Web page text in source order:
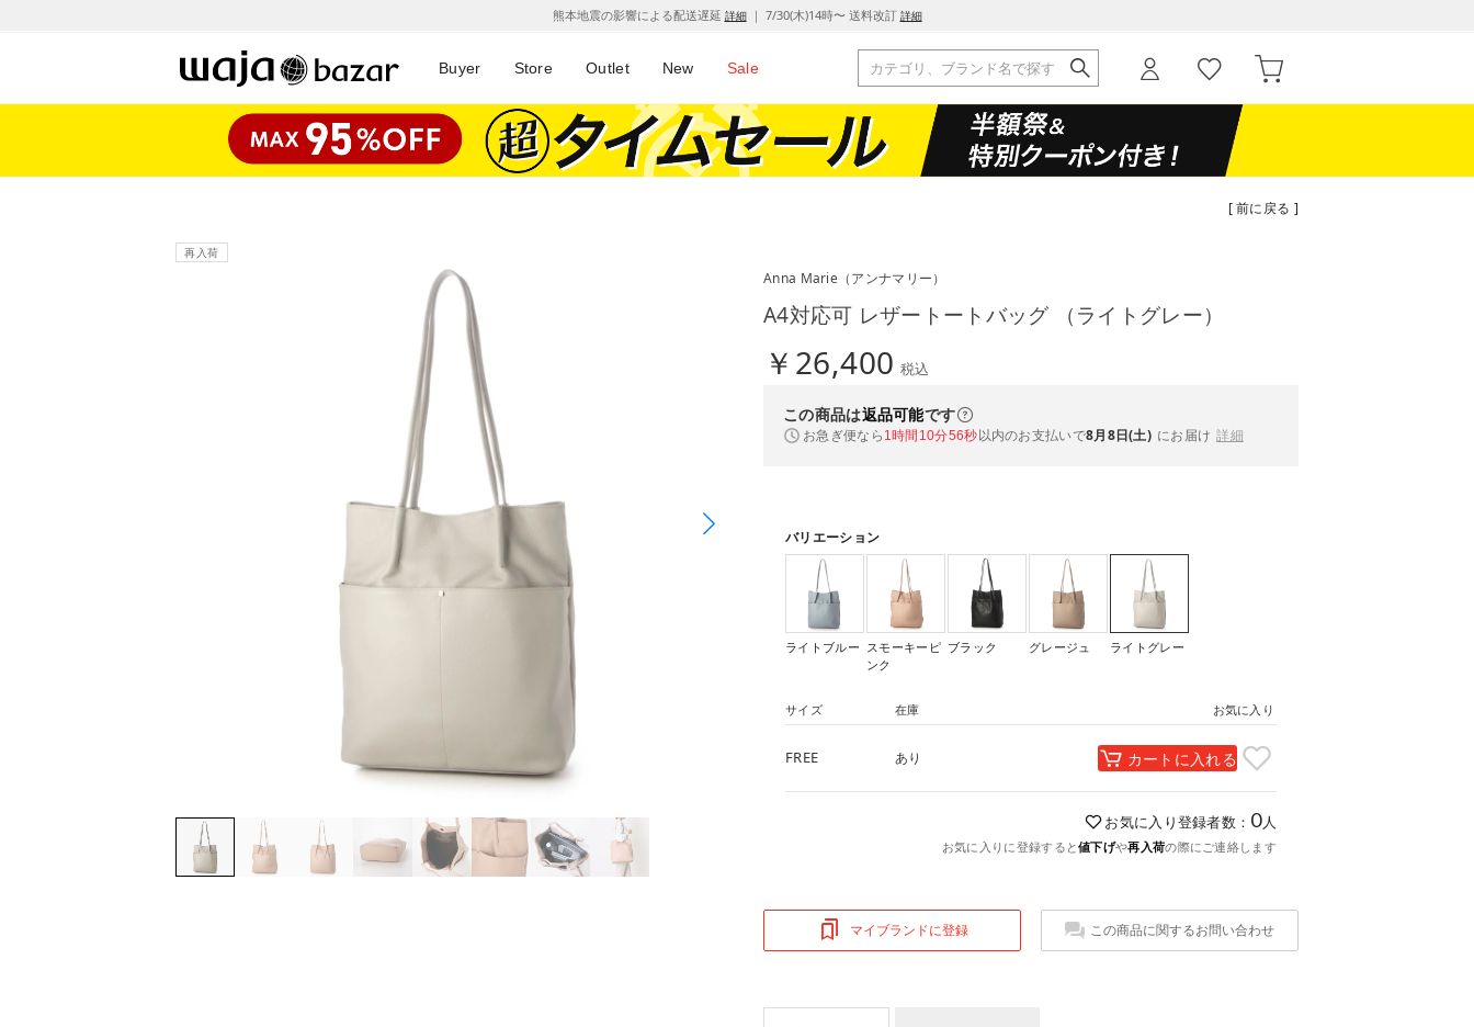
熊本地震の影響による配送遅延 詳細｜ 7/30(木)14時〜 送料改訂 詳細
Buyer Store Outlet New Sale
[ 前に戻る ]
Anna Marie （アンナマリー）
A4対応可 レザートートバッグ （ライトグレー）
￥26,400 税込
この商品は返品可能です
お急ぎ便なら 1時間10分55秒以内のお支払いで8月8日(土) にお届け 詳細
バリエーション
ライトブルー スモーキーピ
ンク
ブラック グレージュ ライトグレー
サイズ 在庫 お気に入り
FREE あり カートに入れる
お気に入り登録者数： 0人
お気に入りに登録すると値下げや再入荷の際にご連絡します
マイブランドに登録 この商品に関するお問い合わせ